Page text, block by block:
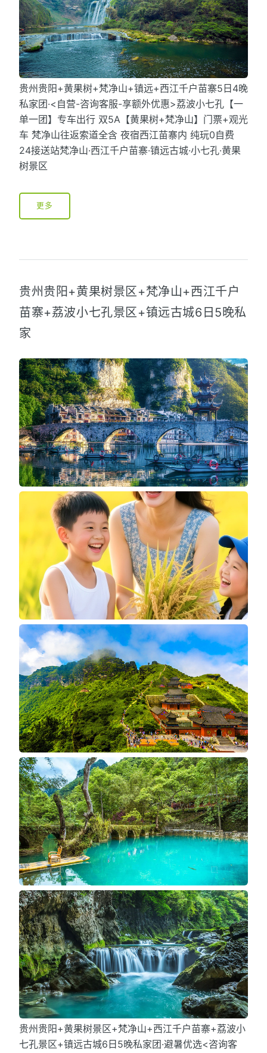
贵州贵阳+黄果树+梵净山+镇远+西江千户苗寨5日4晚
私家团·<自营-咨询客服-享额外优惠>荔波小七孔【一
单一团】专车出行 双5A【黄果树+梵净山】门票+观光
车 梵净山往返索道全含 夜宿西江苗寨内 纯玩0自费
24接送站梵净山·西江千户苗寨·镇远古城·小七孔·黄果
树景区
更多
贵州贵阳+黄果树景区+梵净山+西江千户
苗寨+荔波小七孔景区+镇远古城6日5晚私
家
贵州贵阳+黄果树景区+梵净山+西江千户苗寨+荔波小
七孔景区+镇远古城6日5晚私家团·避暑优选<咨询客